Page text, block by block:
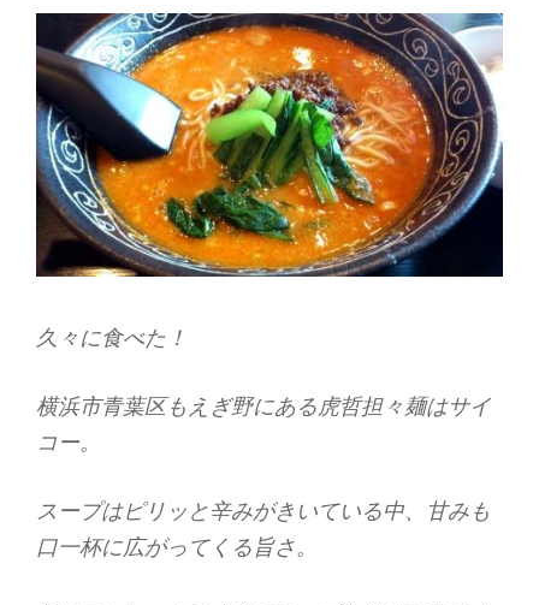
久々に食べた！
横浜市青葉区もえぎ野にある虎哲担々麺はサイ
コー。
スープはピリッと辛みがきいている中、甘みも
口一杯に広がってくる旨さ。